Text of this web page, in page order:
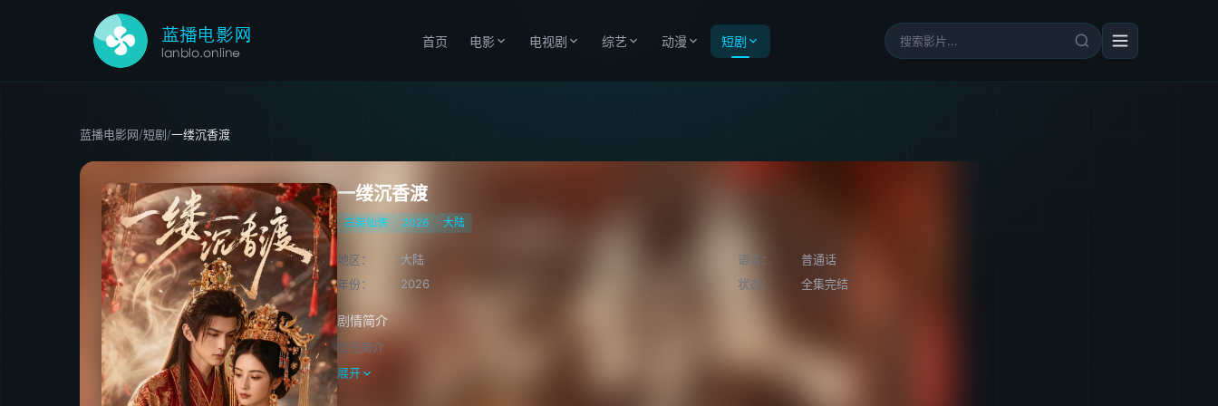
首页 电影 电视剧 综艺 动漫 短剧
蓝播电影网/短剧/一缕沉香渡
一缕沉香渡
古装仙侠 2026 大陆
地区： 大陆 语言：
普通话
年份：
2026 状态： 全集完结
剧情简介
暂无简介
展开